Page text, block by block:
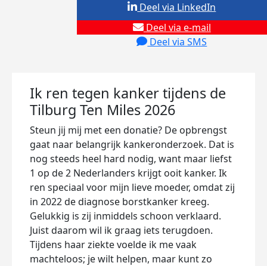
Deel via e-mail
Deel via SMS
Deel via LinkedIn
Ik ren tegen kanker tijdens de
Tilburg Ten Miles 2026
Steun jij mij met een donatie? De opbrengst
gaat naar belangrijk kankeronderzoek. Dat is
nog steeds heel hard nodig, want maar liefst
1 op de 2 Nederlanders krijgt ooit kanker. Ik
ren speciaal voor mijn lieve moeder, omdat zij
in 2022 de diagnose borstkanker kreeg.
Gelukkig is zij inmiddels schoon verklaard.
Juist daarom wil ik graag iets terugdoen.
Tijdens haar ziekte voelde ik me vaak
machteloos; je wilt helpen, maar kunt zo